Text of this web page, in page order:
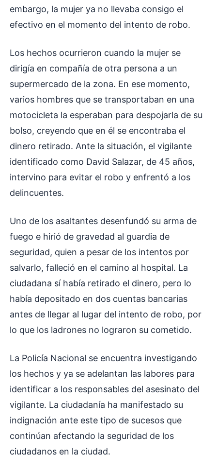
embargo, la mujer ya no llevaba consigo el
efectivo en el momento del intento de robo.
Los hechos ocurrieron cuando la mujer se
dirigía en compañía de otra persona a un
supermercado de la zona. En ese momento,
varios hombres que se transportaban en una
motocicleta la esperaban para despojarla de su
bolso, creyendo que en él se encontraba el
dinero retirado. Ante la situación, el vigilante
identificado como David Salazar, de 45 años,
intervino para evitar el robo y enfrentó a los
delincuentes.
Uno de los asaltantes desenfundó su arma de
fuego e hirió de gravedad al guardia de
seguridad, quien a pesar de los intentos por
salvarlo, falleció en el camino al hospital. La
ciudadana sí había retirado el dinero, pero lo
había depositado en dos cuentas bancarias
antes de llegar al lugar del intento de robo, por
lo que los ladrones no lograron su cometido.
La Policía Nacional se encuentra investigando
los hechos y ya se adelantan las labores para
identificar a los responsables del asesinato del
vigilante. La ciudadanía ha manifestado su
indignación ante este tipo de sucesos que
continúan afectando la seguridad de los
ciudadanos en la ciudad.